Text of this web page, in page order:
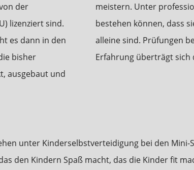
der
lizenziert sind.
es dann in den
bisher
ausgebaut und
meistern. Unter
bestehen können, dass
alleine sind. Prüfungen
Erfahrung überträgt sich
unter Kinderselbstverteidigung bei den Mini-
den Kindern Spaß macht, das die Kinder fit